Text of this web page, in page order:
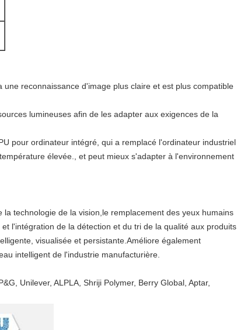
reconnaissance d'image plus claire et est plus compatible
lumineuses afin de les adapter aux exigences de la
pour ordinateur intégré, qui a remplacé l'ordinateur industriel
élevée., et peut mieux s'adapter à l'environnement
technologie de la vision,le remplacement des yeux humains
l'intégration de la détection et du tri de la qualité aux produits
visualisée et persistante.Améliore également
intelligent de l'industrie manufacturière.
Unilever, ALPLA, Shriji Polymer, Berry Global, Aptar,